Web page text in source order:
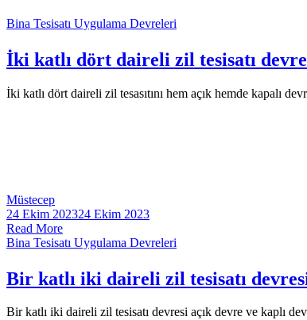
Bina Tesisatı Uygulama Devreleri
İki katlı dört daireli zil tesisatı
İki katlı dört daireli zil tesasıtını hem açık hemde kapalı
Müstecep
24 Ekim 202324 Ekim 2023
Read More
Bina Tesisatı Uygulama Devreleri
Bir katlı iki daireli zil tesisatı
Bir katlı iki daireli zil tesisatı devresi açık devre ve kaplı